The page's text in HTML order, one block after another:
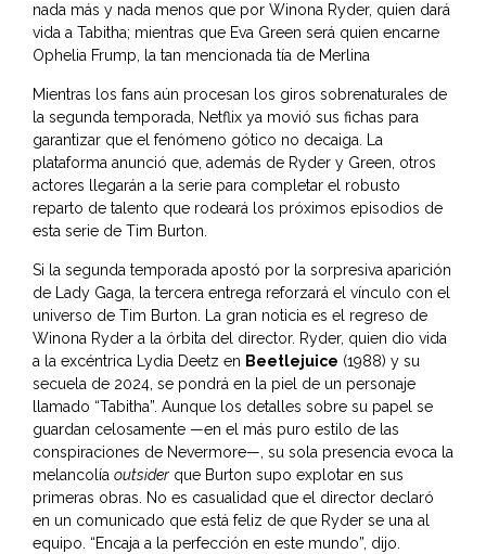
nada más y nada menos que por Winona Ryder, quien dará
vida a Tabitha; mientras que Eva Green será quien encarne
Ophelia Frump, la tan mencionada tía de Merlina
Mientras los fans aún procesan los giros sobrenaturales de
la segunda temporada, Netflix ya movió sus fichas para
garantizar que el fenómeno gótico no decaiga. La
plataforma anunció que, además de Ryder y Green, otros
actores llegarán a la serie para completar el robusto
reparto de talento que rodeará los próximos episodios de
esta serie de Tim Burton.
Si la segunda temporada apostó por la sorpresiva aparición
de Lady Gaga, la tercera entrega reforzará el vínculo con el
universo de Tim Burton. La gran noticia es el regreso de
Winona Ryder a la órbita del director. Ryder, quien dio vida
a la excéntrica Lydia Deetz en Beetlejuice (1988) y su
secuela de 2024, se pondrá en la piel de un personaje
llamado “Tabitha”. Aunque los detalles sobre su papel se
guardan celosamente —en el más puro estilo de las
conspiraciones de Nevermore—, su sola presencia evoca la
melancolía outsider que Burton supo explotar en sus
primeras obras. No es casualidad que el director declaró
en un comunicado que está feliz de que Ryder se una al
equipo. “Encaja a la perfección en este mundo”, dijo.